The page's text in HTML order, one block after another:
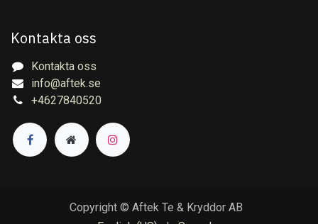
Kontakta oss
Kontakta oss
info@aftek.se
+4627840520
Copyright © Aftek Te & Kryddor AB